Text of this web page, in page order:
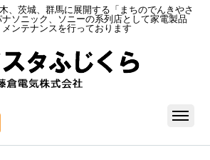
、茨城、群馬に展開する「まちのでんきやさ
ソニック、ソニーの系列店として家電製品
ンテナンスを行っております